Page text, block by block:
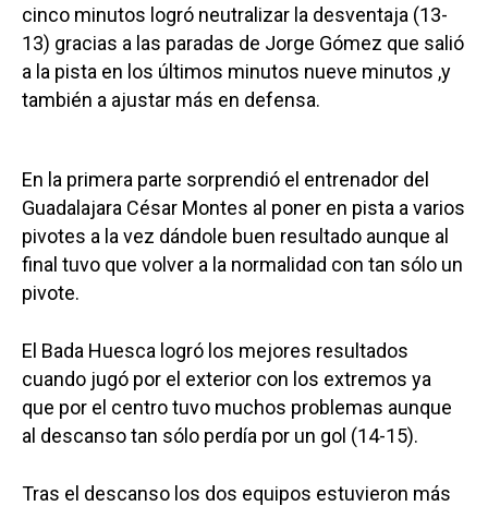
cinco minutos logró neutralizar la desventaja (13-
13) gracias a las paradas de Jorge Gómez que salió
a la pista en los últimos minutos nueve minutos ,y
también a ajustar más en defensa.
En la primera parte sorprendió el entrenador del
Guadalajara César Montes al poner en pista a varios
pivotes a la vez dándole buen resultado aunque al
final tuvo que volver a la normalidad con tan sólo un
pivote.
El Bada Huesca logró los mejores resultados
cuando jugó por el exterior con los extremos ya
que por el centro tuvo muchos problemas aunque
al descanso tan sólo perdía por un gol (14-15).
Tras el descanso los dos equipos estuvieron más